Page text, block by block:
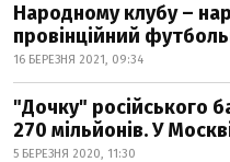
Народному клубу –
провінційний
16 БЕРЕЗНЯ 2021, 09:34
"Дочку" російського
270 мільйонів. У
5 БЕРЕЗНЯ 2020, 11:30